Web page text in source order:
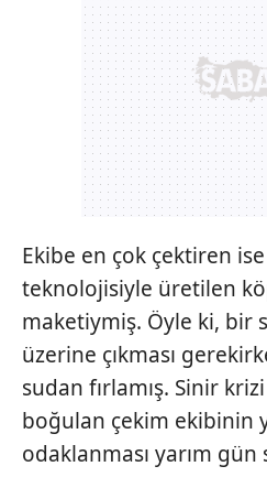
Ekibe en çok çektiren ise
teknolojisiyle üretilen
maketiymiş. Öyle ki, bir
üzerine çıkması
sudan fırlamış. Sinir
boğulan çekim ekibinin
odaklanması yarım gün